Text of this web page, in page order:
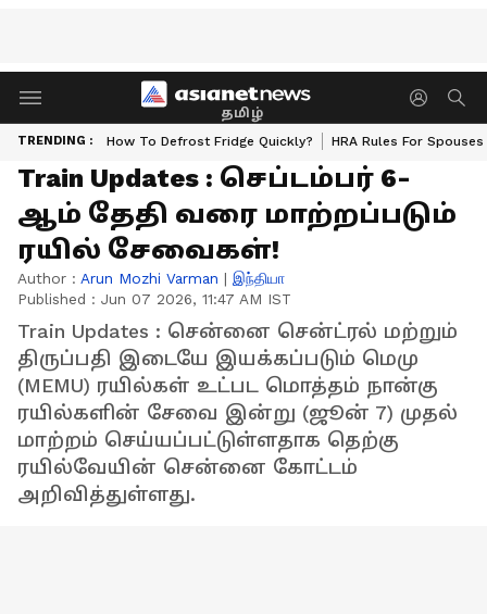
தமிழ்
TRENDING : How To Defrost Fridge Quickly? HRA Rules For Spouses
Train Updates : செப்டம்பர் 6-
ஆம் தேதி வரை மாற்றப்படும்
ரயில் சேவைகள்!
Author : Arun Mozhi Varman | இந்தியா
Published : Jun 07 2026, 11:47 AM IST
Train Updates : சென்னை சென்ட்ரல் மற்றும்
திருப்பதி இடையே இயக்கப்படும் மெமு
(MEMU) ரயில்கள் உட்பட மொத்தம் நான்கு
ரயில்களின் சேவை இன்று (ஜூன் 7) முதல்
மாற்றம் செய்யப்பட்டுள்ளதாக தெற்கு
ரயில்வேயின் சென்னை கோட்டம்
அறிவித்துள்ளது.